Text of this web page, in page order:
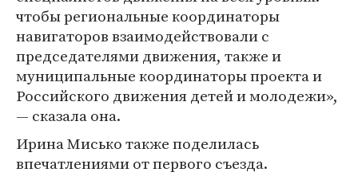
чтобы региональные координаторы
навигаторов взаимодействовали с
председателями движения, также и
муниципальные координаторы проекта и
Российского движения детей и молодежи»,
— сказала она.
Ирина Мисько также поделилась
впечатлениями от первого съезда.